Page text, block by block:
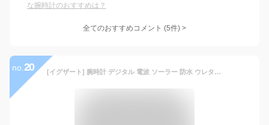
な腕時計のおすすめは？
全てのおすすめコメント (5件) >
no. 20 [イグザート] 腕時計 デジタル 電波 ソーラー 防水 ウレタンベルト XXW-503 BK メンズ ブラック